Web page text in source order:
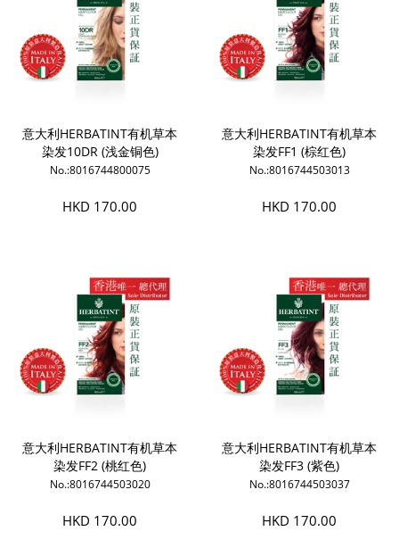
意大利HERBATINT有机草本
染发10DR (浅金铜色)
No.:8016744800075
HKD 170.00
意大利HERBATINT有机草本
染发FF1 (棕红色)
No.:8016744503013
HKD 170.00
意大利HERBATINT有机草本
染发FF2 (桃红色)
No.:8016744503020
HKD 170.00
意大利HERBATINT有机草本
染发FF3 (紫色)
No.:8016744503037
HKD 170.00